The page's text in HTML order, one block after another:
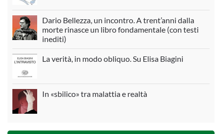
Dario Bellezza, un incontro. A trent’anni dalla
morte rinasce un libro fondamentale (con testi
inediti)
La verità, in modo obliquo. Su Elisa Biagini
In «sbilico» tra malattia e realtà